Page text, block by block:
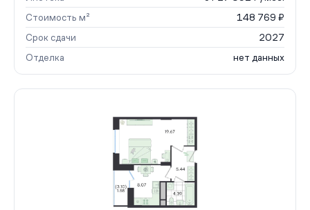
Стоимость м²
148 769 ₽
Срок сдачи
2027
Отделка
нет данных